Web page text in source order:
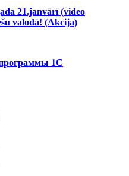
21.janvārī (video
valodā! (Akcija)
1С